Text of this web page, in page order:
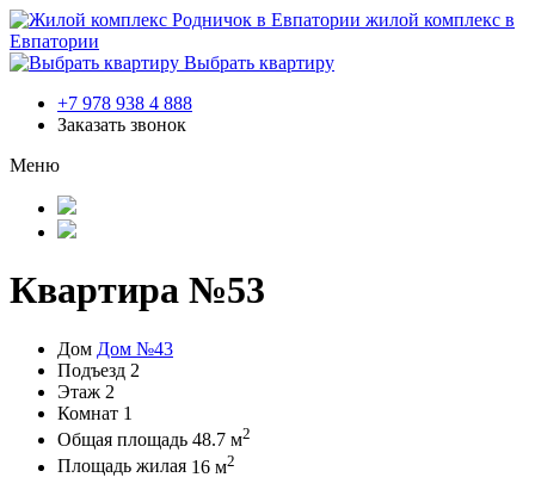
жилой комплекс в
Евпатории
Выбрать квартиру
+7 978 938 4 888
Заказать звонок
Меню
Квартира №53
Дом Дом №43
Подъезд 2
Этаж 2
Комнат 1
Общая площадь 48.7 м2
Площадь жилая 16 м2